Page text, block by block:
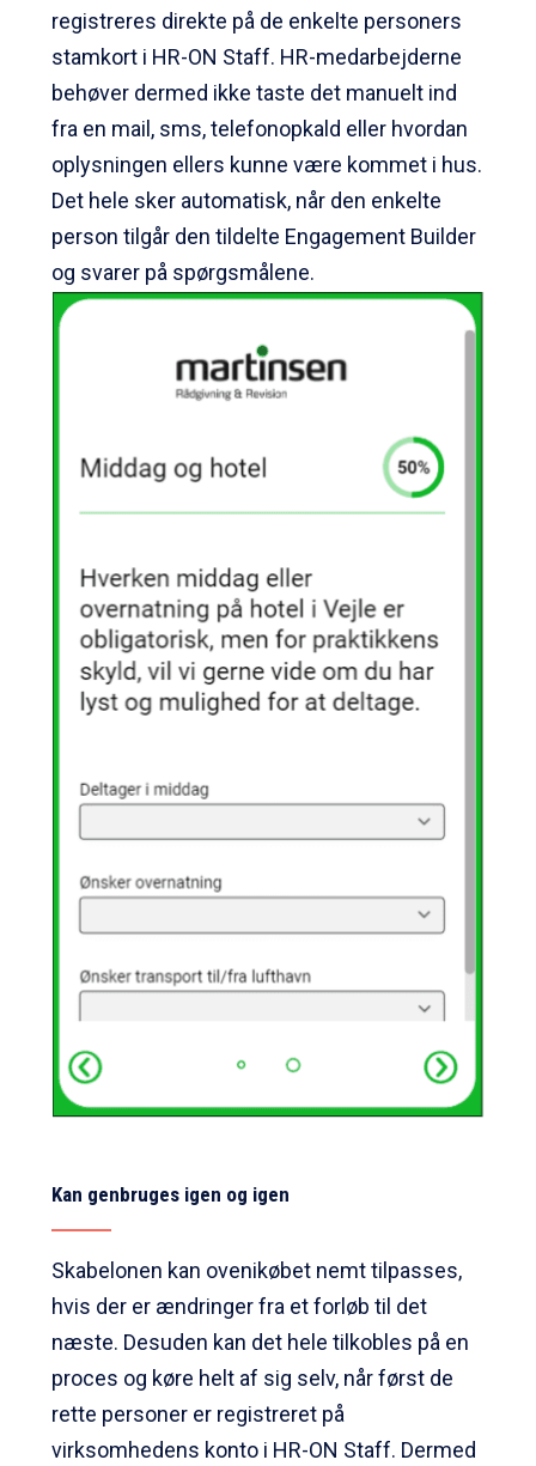
registreres direkte på de enkelte personers
stamkort i HR-ON Staff. HR-medarbejderne
behøver dermed ikke taste det manuelt ind
fra en mail, sms, telefonopkald eller hvordan
oplysningen ellers kunne være kommet i hus.
Det hele sker automatisk, når den enkelte
person tilgår den tildelte Engagement Builder
og svarer på spørgsmålene.
Kan genbruges igen og igen
Skabelonen kan ovenikøbet nemt tilpasses,
hvis der er ændringer fra et forløb til det
næste. Desuden kan det hele tilkobles på en
proces og køre helt af sig selv, når først de
rette personer er registreret på
virksomhedens konto i HR-ON Staff. Dermed